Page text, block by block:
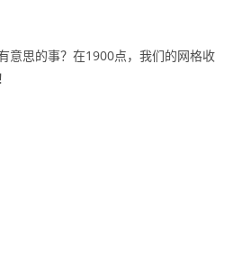
意思的事？在1900点，我们的网格收